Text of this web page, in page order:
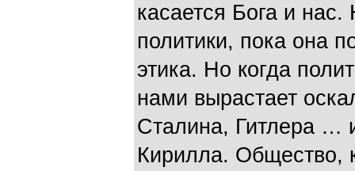
касается Бога и
политики, пока она
этика. Но когда
нами вырастает
Сталина, Гитлера …
Кирилла. Общество,